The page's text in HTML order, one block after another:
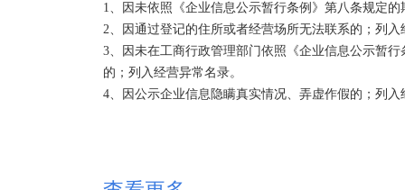
1、因未依照《企业信息公示暂行条例》第八条规定
2、因通过登记的住所或者经营场所无法联系的；列入
3、因未在工商行政管理部门依照《企业信息公示暂
的；列入经营异常名录。
4、因公示企业信息隐瞒真实情况、弄虚作假的；列入